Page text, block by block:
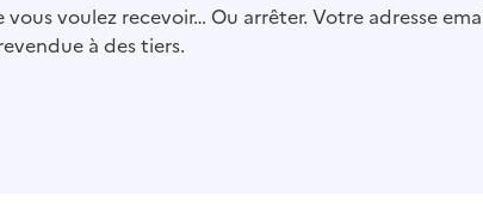
voulez recevoir… Ou arrêter. Votre adresse
à des tiers.